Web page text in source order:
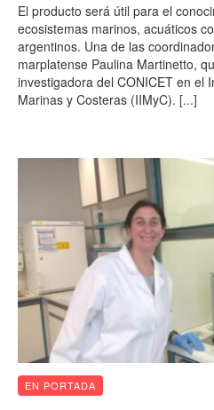
El producto será útil para el
ecosistemas marinos, acuáticos
argentinos. Una de las
marplatense Paulina Martinetto,
investigadora del CONICET en el
Marinas y Costeras (IIMyC). [...]
EN PORTADA